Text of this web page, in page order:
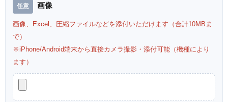
画像
画像、Excel、圧縮ファイルなどを添付いただけます（合計10MBま
で）
※iPhone/Android端末から直接カメラ撮影・添付可能（機種により
ます）